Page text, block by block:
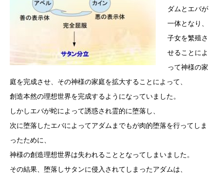
ダムとエバが
一体となり、
子女を繁殖さ
せることによ
って神様の家
庭を完成させ、その神様の家庭を拡大することによって、
創造本然の理想世界を完成するようになっていました。
しかしエバが蛇によって誘惑され霊的に堕落し、
次に堕落したエバによってアダムまでもが肉的堕落を行ってしま
ったために、
神様の創造理想世界は失われることとなってしまいました。
その結果、堕落しサタンに侵入されてしまったアダムは、